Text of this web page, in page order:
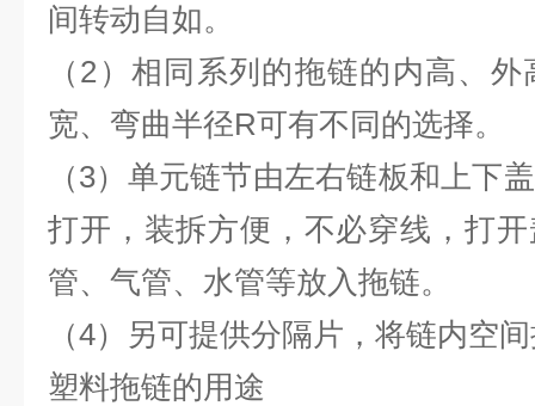
间转动自如。
（2）相同系列的拖链的内高、
宽、弯曲半径R可有不同的选择。
（3）单元链节由左右链板和上下
打开，装拆方便，不必穿线，打
管、气管、水管等放入拖链。
（4）另可提供分隔片，将链内空
塑料拖链的用途